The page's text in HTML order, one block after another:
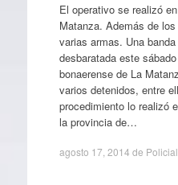
El operativo se realizó
Matanza. Además de
varias armas. Una
desbaratada este
bonaerense de La
varios detenidos, entre
procedimiento lo realizó
la provincia de…
agosto 17, 2014 de